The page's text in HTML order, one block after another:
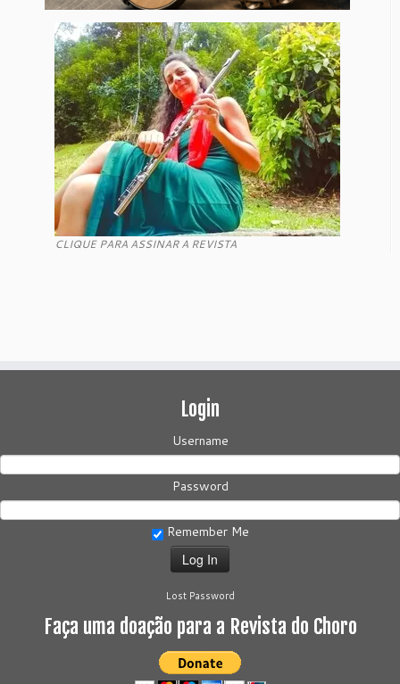
CLIQUE PARA ASSINAR A REVISTA
Login
Username
Password
Remember Me
Lost Password
Faça uma doação para a Revista do Choro